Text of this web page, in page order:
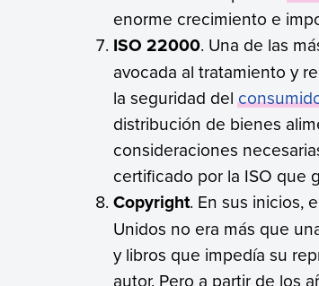
enorme crecimiento e
ISO 22000. Una de las
avocada al tratamiento y
la seguridad del
distribución de bienes
consideraciones
certificado por la ISO que
Copyright. En sus inicios,
Unidos no era más que
y libros que impedía su
autor. Pero a partir de los